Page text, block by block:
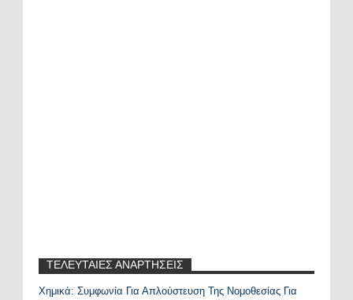
ΤΕΛΕΥΤΑΙΕΣ ΑΝΑΡΤΗΣΕΙΣ
Recent Posts Widget
Χημικά: Συμφωνία Για Απλούστευση Της Νομοθεσίας Για